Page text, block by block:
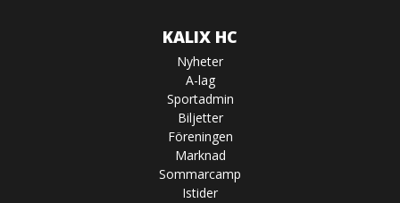
KALIX HC
Nyheter
A-lag
Sportadmin
Biljetter
Föreningen
Marknad
Sommarcamp
Istider